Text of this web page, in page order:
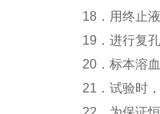
18．用终止
19．进行复
20．标本溶
21．试验时